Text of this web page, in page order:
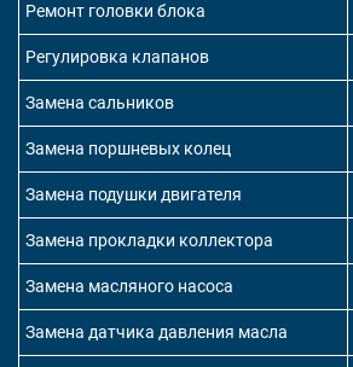
Ремонт головки блока
Регулировка клапанов
Замена сальников
Замена поршневых колец
Замена подушки двигателя
Замена прокладки коллектора
Замена масляного насоса
Замена датчика давления масла